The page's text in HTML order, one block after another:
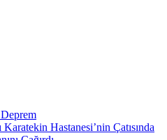
Deprem
Karatekin Hastanesi’nin Çatısında